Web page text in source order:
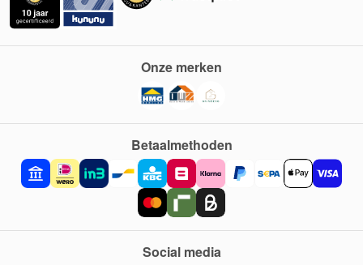
Betaalmethoden
Onze merken
Social media